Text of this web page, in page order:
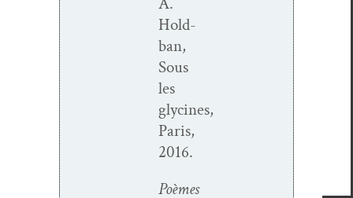
Hold­
ban,
Sous
les
glycines,
Paris,
2016.
Poèmes